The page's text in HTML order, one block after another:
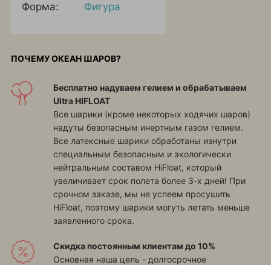
Форма:
Фигура
ПОЧЕМУ ОКЕАН ШАРОВ?
Бесплатно надуваем гелием и обрабатываем
Ultra HIFLOAT
Все шарики (кроме некоторых ходячих шаров)
надуты безопасным инертным газом гелием.
Все латексные шарики обработаны изнутри
специальным безопасным и экологически
нейтральным составом HiFloat, который
увеличивает срок полета более 3-х дней! При
срочном заказе, мы не успеем просушить
HiFloat, поэтому шарики могуть летать меньше
заявленного срока.
Скидка постоянным клиентам до 10%
Основная наша цель - долгосрочное